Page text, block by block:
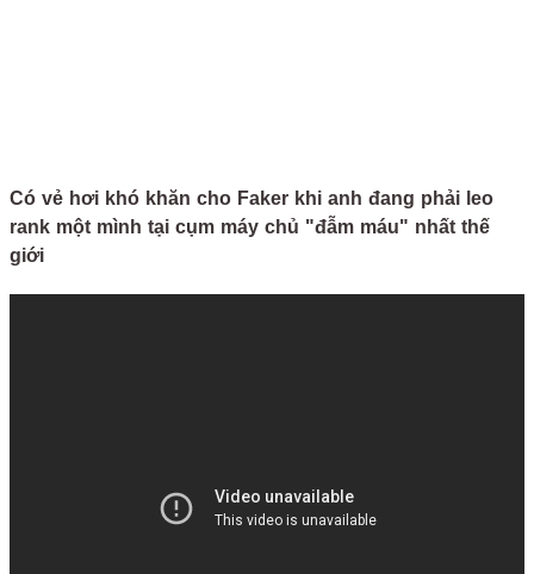
Có vẻ hơi khó khăn cho Faker khi anh đang phải leo
rank một mình tại cụm máy chủ "đẫm máu" nhất thế
giới